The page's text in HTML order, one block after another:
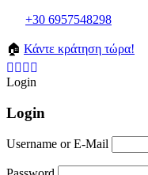
+30 6957548298
🏠 Κάντε κράτηση τώρα!
Login
Login
Username or E-Mail